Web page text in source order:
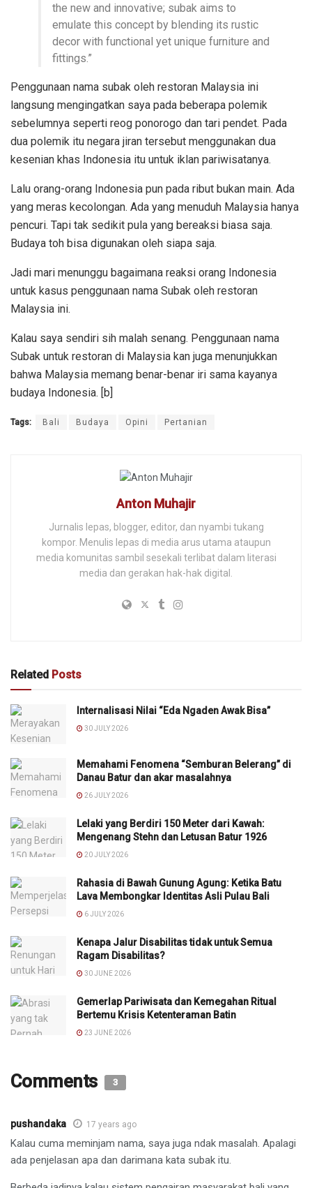
the new and innovative; subak aims to
emulate this concept by blending its rustic
decor with functional yet unique furniture and
fittings.”
Penggunaan nama subak oleh restoran Malaysia ini
langsung mengingatkan saya pada beberapa polemik
sebelumnya seperti reog ponorogo dan tari pendet. Pada
dua polemik itu negara jiran tersebut menggunakan dua
kesenian khas Indonesia itu untuk iklan pariwisatanya.
Lalu orang-orang Indonesia pun pada ribut bukan main. Ada
yang meras kecolongan. Ada yang menuduh Malaysia hanya
pencuri. Tapi tak sedikit pula yang bereaksi biasa saja.
Budaya toh bisa digunakan oleh siapa saja.
Jadi mari menunggu bagaimana reaksi orang Indonesia
untuk kasus penggunaan nama Subak oleh restoran
Malaysia ini.
Kalau saya sendiri sih malah senang. Penggunaan nama
Subak untuk restoran di Malaysia kan juga menunjukkan
bahwa Malaysia memang benar-benar iri sama kayanya
budaya Indonesia. [b]
Tags: Bali Budaya Opini Pertanian
Anton Muhajir
Jurnalis lepas, blogger, editor, dan nyambi tukang
kompor. Menulis lepas di media arus utama ataupun
media komunitas sambil sesekali terlibat dalam literasi
media dan gerakan hak-hak digital.
Related Posts
Internalisasi Nilai “Eda Ngaden Awak Bisa”
30 JULY 2026
Memahami Fenomena “Semburan Belerang” di
Danau Batur dan akar masalahnya
26 JULY 2026
Lelaki yang Berdiri 150 Meter dari Kawah:
Mengenang Stehn dan Letusan Batur 1926
20 JULY 2026
Rahasia di Bawah Gunung Agung: Ketika Batu
Lava Membongkar Identitas Asli Pulau Bali
6 JULY 2026
Kenapa Jalur Disabilitas tidak untuk Semua
Ragam Disabilitas?
30 JUNE 2026
Gemerlap Pariwisata dan Kemegahan Ritual
Bertemu Krisis Ketenteraman Batin
23 JUNE 2026
Comments 3
pushandaka 17 years ago
Kalau cuma meminjam nama, saya juga ndak masalah. Apalagi
ada penjelasan apa dan darimana kata subak itu.